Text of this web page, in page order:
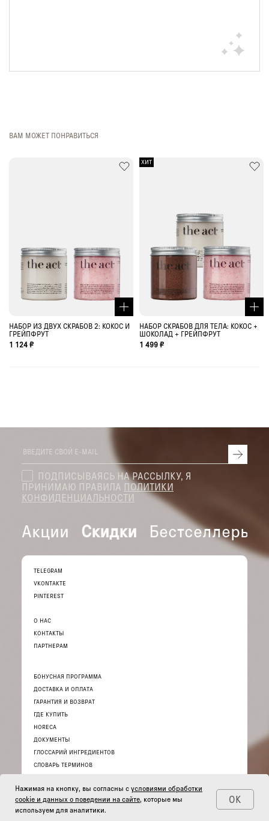
ВАМ МОЖЕТ ПОНРАВИТЬСЯ
НАБОР ИЗ ДВУХ СКРАБОВ 2: КОКОС И
ГРЕЙПФРУТ
1 124 ₽
ХИТ
НАБОР СКРАБОВ ДЛЯ ТЕЛА: КОКОС +
ШОКОЛАД + ГРЕЙПФРУТ
1 499 ₽
ПОДПИСЫВАЯСЬ НА РАССЫЛКУ, Я
ПРИНИМАЮ ПРАВИЛА ПОЛИТИКИ
КОНФИДЕНЦИАЛЬНОСТИ
Акции Скидки Бестселлеры
TELEGRAM
VKONTAKTE
PINTEREST
О НАС
КОНТАКТЫ
ПАРТНЕРАМ
БОНУСНАЯ ПРОГРАММА
ДОСТАВКА И ОПЛАТА
ГАРАНТИЯ И ВОЗВРАТ
ГДЕ КУПИТЬ
HORECA
ДОКУМЕНТЫ
ГЛОССАРИЙ ИНГРЕДИЕНТОВ
СЛОВАРЬ ТЕРМИНОВ
© 2026 ИНТЕРНЕТ-МАГАЗИН «THE ACT»
Нажимая на кнопку, вы согласны с условиями обработки
cookie и данных о поведении на сайте, которые мы
используем для аналитики.
ОК